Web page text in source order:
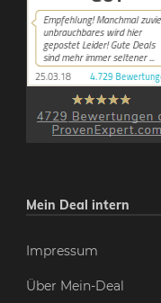
Mein Deal intern
Impressum
Über Mein-Deal